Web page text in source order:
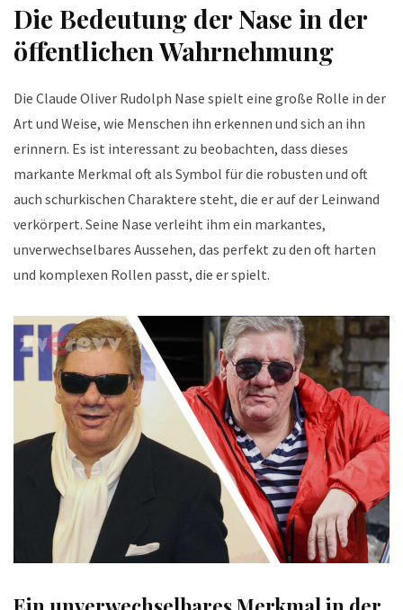
Die Bedeutung der Nase in der
öffentlichen Wahrnehmung
Die Claude Oliver Rudolph Nase spielt eine große Rolle in der
Art und Weise, wie Menschen ihn erkennen und sich an ihn
erinnern. Es ist interessant zu beobachten, dass dieses
markante Merkmal oft als Symbol für die robusten und oft
auch schurkischen Charaktere steht, die er auf der Leinwand
verkörpert. Seine Nase verleiht ihm ein markantes,
unverwechselbares Aussehen, das perfekt zu den oft harten
und komplexen Rollen passt, die er spielt.